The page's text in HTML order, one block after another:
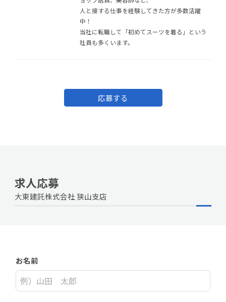
人と接する仕事を経験してきた方が多数活躍
中！
当社に転職して「初めてスーツを着る」という
社員も多くいます。
応募する
求人応募
大東建託株式会社 狭山支店
お名前